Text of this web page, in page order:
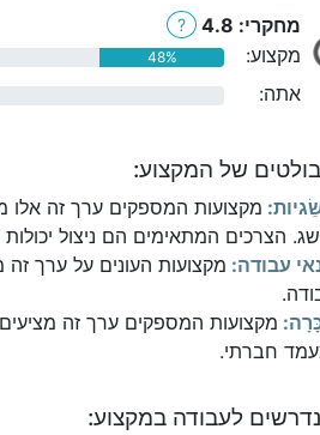
מחקרי: 4.8 ?
מקצוע: 48%
אתה:
של המקצוע:
מקצועות המספקים ערך זה אלו
הצרכים המתאימים הם ניצול יכולות
עבודה: מקצועות העונים על ערך זה
מקצועות המספקים ערך זה
חברתי.
לעבודה במקצוע: